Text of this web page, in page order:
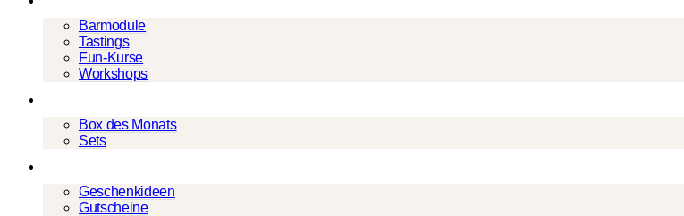
Barmodule
Tastings
Fun-Kurse
Workshops
Box des Monats
Sets
Geschenkideen
Gutscheine